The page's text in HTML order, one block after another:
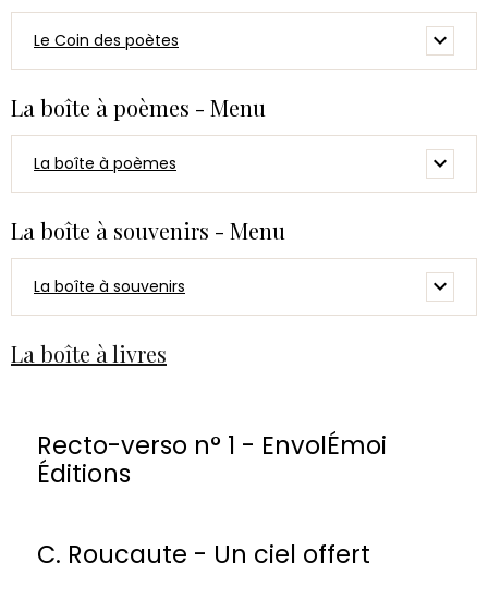
Le Coin des poètes
La boîte à poèmes - Menu
La boîte à poèmes
La boîte à souvenirs - Menu
La boîte à souvenirs
La boîte à livres
Recto-verso n° 1 - EnvolÉmoi
Éditions
C. Roucaute - Un ciel offert